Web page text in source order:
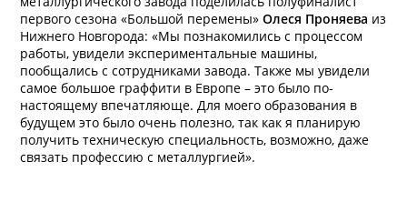
первого сезона «Большой перемены» Олеся Проняева из
Нижнего Новгорода: «Мы познакомились с процессом
работы, увидели экспериментальные машины,
пообщались с сотрудниками завода. Также мы увидели
самое большое граффити в Европе – это было по-
настоящему впечатляюще. Для моего образования в
будущем это было очень полезно, так как я планирую
получить техническую специальность, возможно, даже
связать профессию с металлургией».